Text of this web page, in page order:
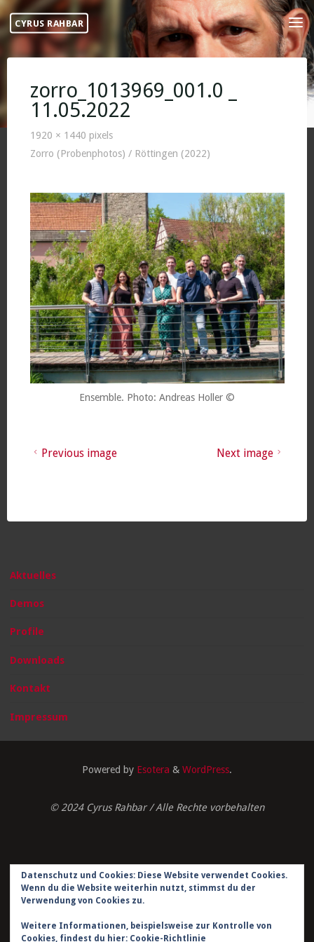
Skip
content
CYRUS RAHBAR
zorro_1013969_001.0 _
11.05.2022
Full
size
1920 × 1440 pixels
Zorro (Probenphotos) / Röttingen (2022)
Ensemble. Photo: Andreas Holler ©
Previous image Next image
Aktuelles
Demos
Profile
Downloads
Kontakt
Impressum
Powered by Esotera & WordPress.
© 2024 Cyrus Rahbar / Alle Rechte vorbehalten
Impressum
Kontakt
Datenschutz und Cookies: Diese Website verwendet Cookies.
Wenn du die Website weiterhin nutzt, stimmst du der
Verwendung von Cookies zu.
Weitere Informationen, beispielsweise zur Kontrolle von
Cookies, findest du hier: Cookie-Richtlinie